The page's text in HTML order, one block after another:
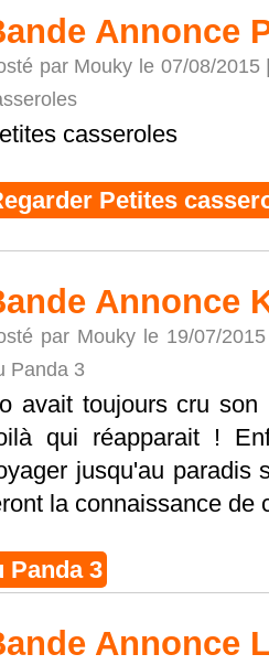
Annonce
par Mouky le 07/08/
casseroles
Petites
Annonce
par Mouky le 19/07/
Panda 3
avait toujours cru
qui réapparait !
jusqu'au paradis
la connaissance de
Panda 3
Annonce